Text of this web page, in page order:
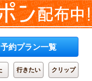
予約プラン一覧
行きたい クリップ